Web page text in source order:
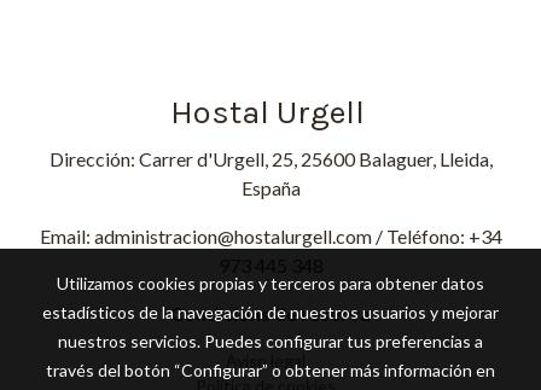
Hostal Urgell
Dirección: Carrer d'Urgell, 25, 25600 Balaguer, Lleida,
España
Email: administracion@hostalurgell.com / Teléfono: +34
Condicions de reserva
Aviso legal
Política de cookies
Utilizamos cookies propias y terceros para obtener datos
estadísticos de la navegación de nuestros usuarios y mejorar
nuestros servicios. Puedes configurar tus preferencias a
través del botón “Configurar” o obtener más información en